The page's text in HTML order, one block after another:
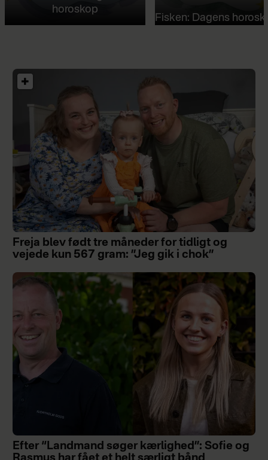
horoskop
Fisken: Dagens
Freja blev født tre måneder for tidligt og
vejede kun 567 gram: ”Jeg gik i chok”
Efter “Landmand søger kærlighed”: Sofie og